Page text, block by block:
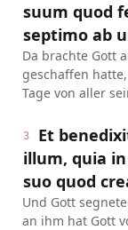
suum quod
septimo ab
Da brachte Gott
geschaffen
Tage von aller
3
Et
illum, quia
suo quod
Und Gott
an ihm hat Gott